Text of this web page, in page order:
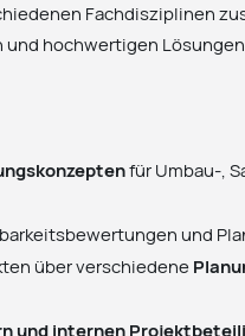
Fachdisziplinen
hochwertigen
für Umbau-,
und
über verschiedene
und internen